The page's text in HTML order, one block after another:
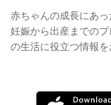
赤ちゃんの成長にあ
妊娠から出産までの
の生活に役立つ情報を